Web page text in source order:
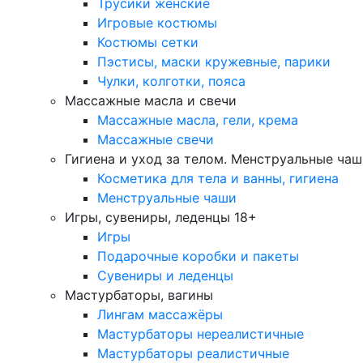
Трусики женские
Игровые костюмы
Костюмы сетки
Пэстисы, маски кружевные, парики
Чулки, колготки, пояса
Массажные масла и свечи
Массажные масла, гели, крема
Массажные свечи
Гигиена и уход за телом. Менструальные
Косметика для тела и ванны, гигиена
Менструальные чаши
Игры, сувениры, леденцы 18+
Игры
Подарочные коробки и пакеты
Сувениры и леденцы
Мастурбаторы, вагины
Лингам массажёры
Мастурбаторы нереалистичные
Мастурбаторы реалистичные